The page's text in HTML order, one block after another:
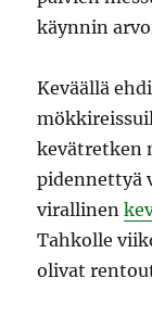
käynnin
Keväällä
kevätretken
pidennettyä
virallinen
Tahkolle
olivat